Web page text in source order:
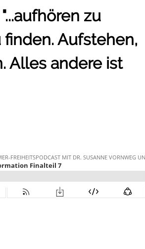
zu
Aufstehen,
Alles andere ist